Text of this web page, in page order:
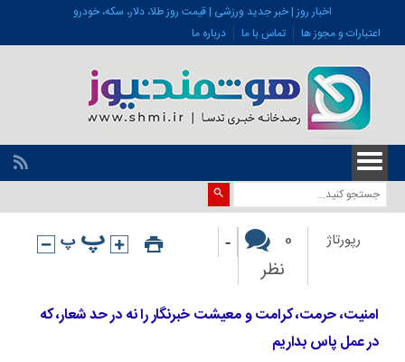
اخبار روز | خبر جدید ورزشی | قیمت روز طلا، دلار، سکه، خودرو
اعتبارات و مجوز ها
تماس با ما درباره ما
رپورتاژ
0
نظر
-
امنیت، حرمت، کرامت و معیشت خبرنگار را نه در حد شعار، که
در عمل پاس بداریم